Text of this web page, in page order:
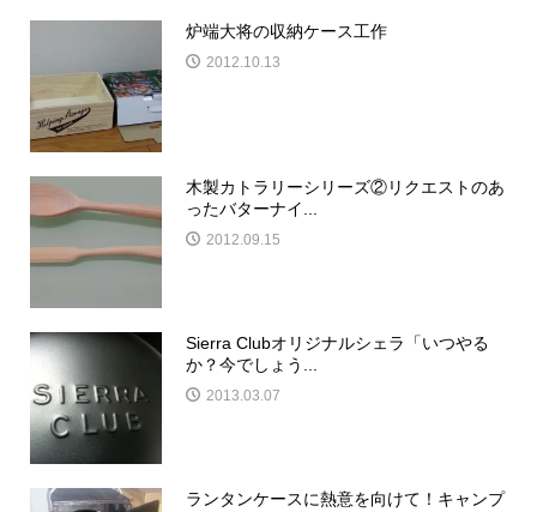
炉端大将の収納ケース工作
2012.10.13
木製カトラリーシリーズ②リクエストのあ
ったバターナイ...
2012.09.15
Sierra Clubオリジナルシェラ「いつやる
か？今でしょう...
2013.03.07
ランタンケースに熱意を向けて！キャンプ